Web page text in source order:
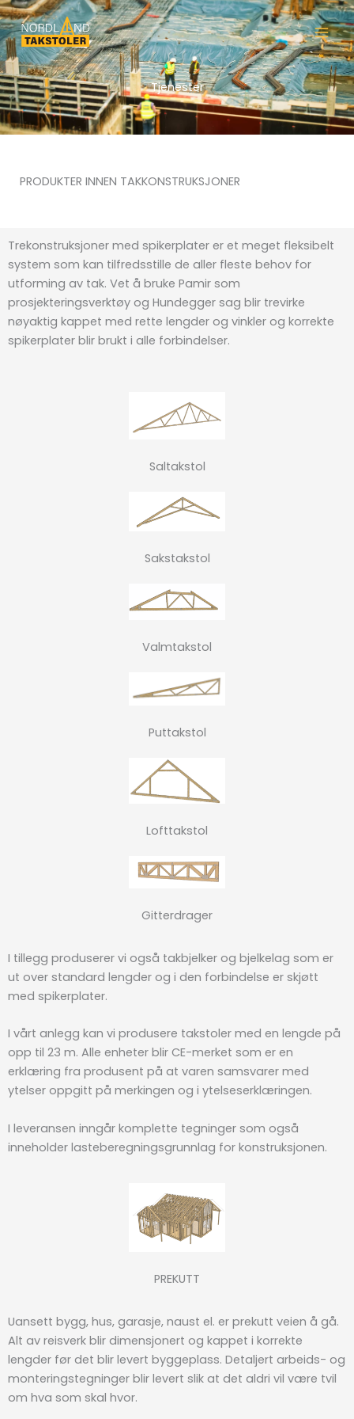
Hopp
rett
til
innholdet
Tjenester
PRODUKTER INNEN TAKKONSTRUKSJONER
Trekonstruksjoner med spikerplater er et meget fleksibelt
system som kan tilfredsstille de aller fleste behov for
utforming av tak. Vet å bruke Pamir som
prosjekteringsverktøy og Hundegger sag blir trevirke
nøyaktig kappet med rette lengder og vinkler og korrekte
spikerplater blir brukt i alle forbindelser.
Saltakstol
Sakstakstol
Valmtakstol
Puttakstol
Lofttakstol
Gitterdrager
I tillegg produserer vi også takbjelker og bjelkelag som er
ut over standard lengder og i den forbindelse er skjøtt
med spikerplater.
I vårt anlegg kan vi produsere takstoler med en lengde på
opp til 23 m. Alle enheter blir CE-merket som er en
erklæring fra produsent på at varen samsvarer med
ytelser oppgitt på merkingen og i ytelseserklæringen.
I leveransen inngår komplette tegninger som også
inneholder lasteberegningsgrunnlag for konstruksjonen.
PREKUTT
Uansett bygg, hus, garasje, naust el. er prekutt veien å gå.
Alt av reisverk blir dimensjonert og kappet i korrekte
lengder før det blir levert byggeplass. Detaljert arbeids- og
monteringstegninger blir levert slik at det aldri vil være tvil
om hva som skal hvor.